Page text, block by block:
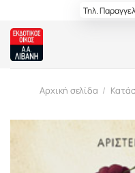
content
Τηλ.
Αρχική σελίδα /